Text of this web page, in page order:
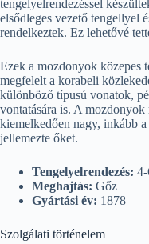
tengelyelrendezéssel
elsődleges vezető tengellyel
rendelkeztek. Ez lehetővé
Ezek a mozdonyok közepes
megfelelt a korabeli
különböző típusú vonatok,
vontatására is. A
kiemelkedően nagy, inkább
jellemezte őket.
Tengelyelrendezés:
Meghajtás: Gőz
Gyártási év: 1878
Szolgálati történelem